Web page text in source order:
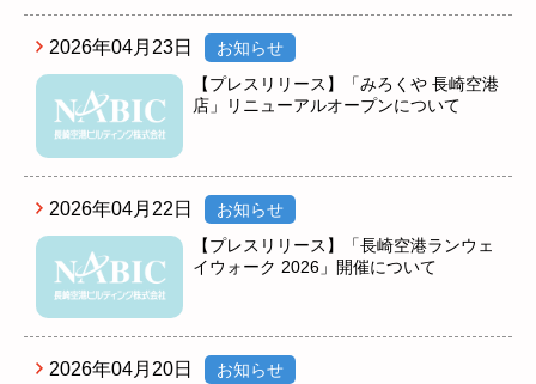
2026年04月23日
お知らせ
【プレスリリース】「みろくや 長崎空港
店」リニューアルオープンについて
2026年04月22日
お知らせ
【プレスリリース】「長崎空港ランウェ
イウォーク 2026」開催について
2026年04月20日
お知らせ